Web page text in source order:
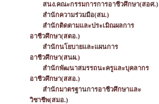
สนง.คณะกรรมการการอาชีวศึกษา(สอศ.)
สำนักความร่วมมือ(สม.)
สำนักติดตามและประเมิณผลการ
อาชีวศึกษา(สตอ.)
สำนักนโยบายและแผนการ
อาชีวศึกษา(สนผ.)
สำนักพัฒนาสมรรถนะครูและบุคลากร
อาชีวศึกษา(สสอ.)
สำนักมาตรฐานการอาชีวศึกษาและ
วิชาชีพ(สมอ.)